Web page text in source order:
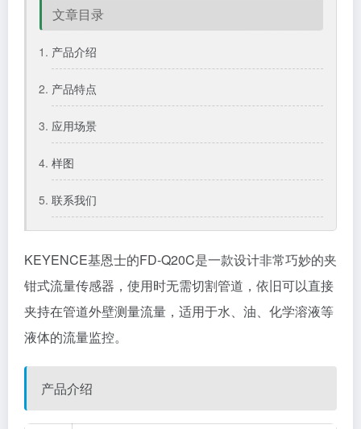
文章目录
产品介绍
产品特点
应用场景
样图
联系我们
KEYENCE基恩士的FD-Q20C是一款设计非常巧妙的夹
钳式流量传感器 ，使用时无需切割管道，依旧可以直接
夹持在管道外壁测量流量，‌适用于水、油、化学溶液等
液体的流量监控‌。
产品介绍